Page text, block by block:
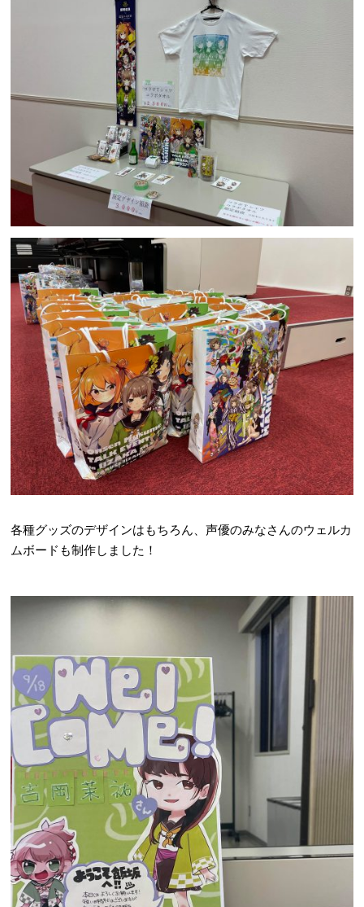
各種グッズのデザインはもちろん、声優のみなさんのウェルカ
ムボードも制作しました！